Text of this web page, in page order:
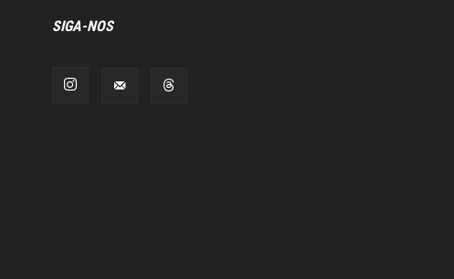
SIGA-NOS